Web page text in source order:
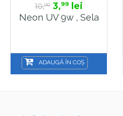
10,00 3,99 lei
Neon UV 9w , Sela
ADAUGĂ ÎN COȘ